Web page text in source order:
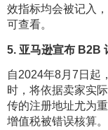
效指标均会被记入
可查看。
5. 亚马逊宣布 B2B
自2024年8月7日起
时，将依据卖家实
传的注册地址尤为
增值税被错误核算